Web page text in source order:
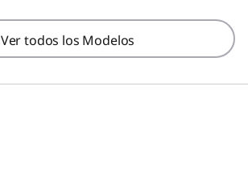
Ver todos los Modelos